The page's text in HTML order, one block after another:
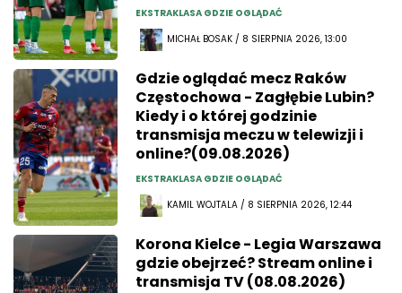
EKSTRAKLASA GDZIE OGLĄDAĆ
MICHAŁ BOSAK / 8 SIERPNIA 2026, 13:00
Gdzie oglądać mecz Raków
Częstochowa - Zagłębie Lubin?
Kiedy i o której godzinie
transmisja meczu w telewizji i
online?(09.08.2026)
EKSTRAKLASA GDZIE OGLĄDAĆ
KAMIL WOJTALA / 8 SIERPNIA 2026, 12:44
Korona Kielce - Legia Warszawa
gdzie obejrzeć? Stream online i
transmisja TV (08.08.2026)